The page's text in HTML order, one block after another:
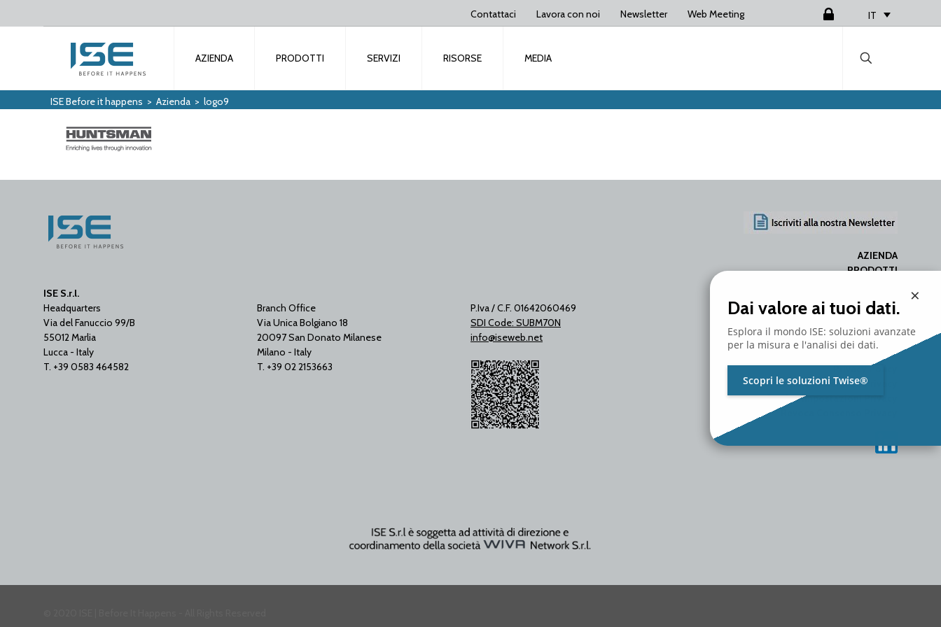
Contattaci Lavora con noi Newsletter Web Meeting IT
AZIENDA PRODOTTI SERVIZI RISORSE MEDIA
ISE Before it happens > Azienda > logo9
ISE S.r.l.
Headquarters
Via del Fanuccio 99/B
55012 Marlia
Lucca - Italy
T. +39 0583 464582
Branch Office
Via Unica Bolgiano 18
20097 San Donato Milanese
Milano - Italy
T. +39 02 2153663
P.Iva / C.F. 01642060469
SDI Code: SUBM70N
info@iseweb.net
AZIENDA
PRODOTTI
RISORSE
MEDIA
CONTATTACI
LAVORA CON NOI
Privacy Policy
Cambia Preferenze Privacy
Storico Impostazioni Privacy
×
Dai valore ai tuoi dati.
Esplora il mondo ISE: soluzioni avanzate
per la misura e l'analisi dei dati.
Scopri le soluzioni Twise®